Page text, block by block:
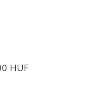
HUF